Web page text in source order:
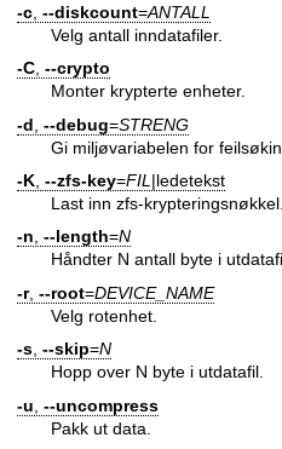
-c --diskcount=ANTALL
Velg antall inndatafiler.
-C --crypto
Monter krypterte enheter.
-d --debug=STRENG
Gi miljøvariabelen for
-K --zfs-key=FIL |ledetekst
Last inn zfs-krypteringsnøkkel.
-n, --length=N
Håndter N antall byte i
-r, --root=DEVICE_NAME
Velg rotenhet.
-s --skip=N
Hopp over N byte i utdatafil.
-u --uncompress
Pakk ut data.